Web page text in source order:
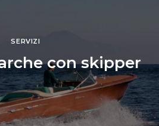
SERVIZI
con skipper